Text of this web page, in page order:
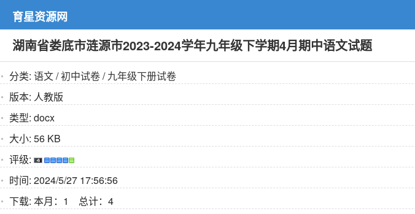
育星资源网
湖南省娄底市涟源市2023-2024学年九年级下学期4月期中语文试题
分类: 语文/初中试卷/九年级下册试卷
版本: 人教版
类型: docx
大小: 56 KB
评级:
时间: 2024/5/27 17:56:56
下载: 本月：1 总计：4